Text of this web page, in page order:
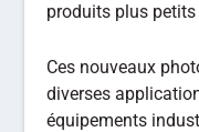
produits plus
Ces nouveaux
diverses
équipements